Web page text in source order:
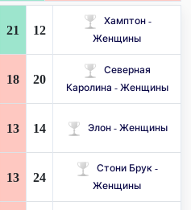
21 12
Хамптон -
Женщины
18 20
Северная
Каролина - Женщины
13 14 Элон - Женщины
13 24
Стони Брук -
Женщины